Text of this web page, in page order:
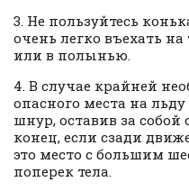
3. Не пользуйтесь
очень легко въехать
или в полынью.
4. В случае крайней
опасного места на
шнур, оставив за
конец, если сзади
это место с большим
поперек тела.